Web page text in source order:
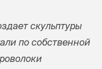
скульптуры
по собственной